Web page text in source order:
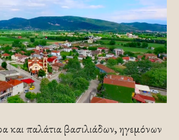
και παλάτια βασιλιάδων, ηγεμόνων